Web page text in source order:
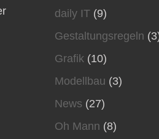
daily IT (9)
Gestaltungsregeln
Grafik (10)
Modellbau (3)
News (27)
Oh Mann (8)